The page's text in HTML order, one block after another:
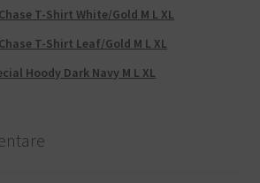
T-Shirt White/Gold M L XL
T-Shirt Leaf/Gold M L XL
Hoody Dark Navy M L XL